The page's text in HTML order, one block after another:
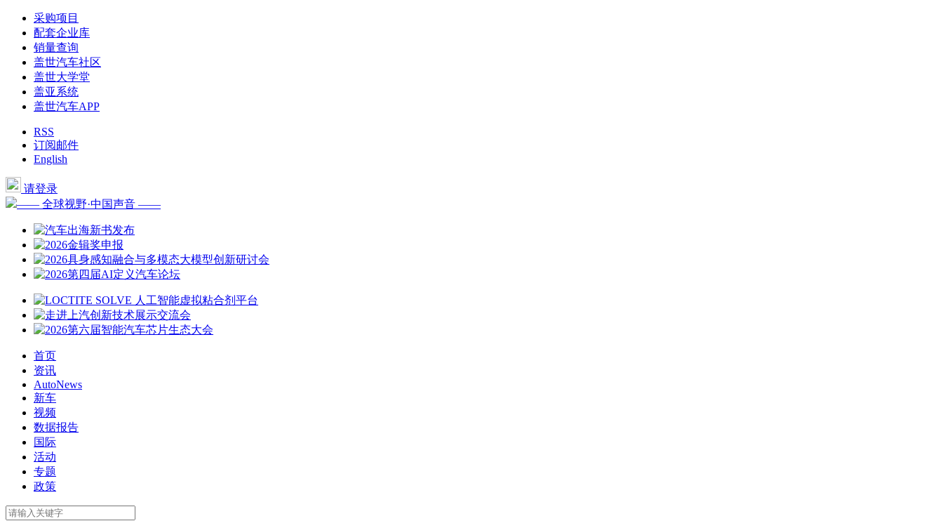
采购项目
配套企业库
销量查询
盖世汽车社区
盖世大学堂
盖亚系统
盖世汽车APP
RSS
订阅邮件
English
请登录
—— 全球视野·中国声音 ——
首页
资讯
AutoNews
新车
视频
数据报告
国际
活动
专题
政策